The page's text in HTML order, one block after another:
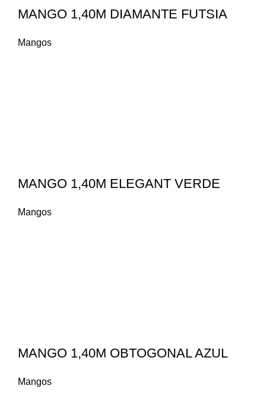
MANGO 1,40M DIAMANTE FUTSIA
Mangos
MANGO 1,40M ELEGANT VERDE
Mangos
MANGO 1,40M OBTOGONAL AZUL
Mangos